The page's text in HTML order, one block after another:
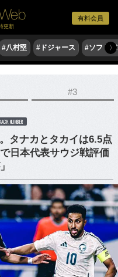
有料会員
更新
#八村塁 #ドジャース #ソフト〉
#3
NUMBER
タナカとタカイは6.5点
日本代表サウジ戦評価